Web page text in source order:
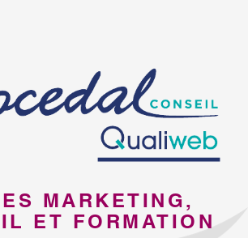
MARKETING,
ET FORMATION